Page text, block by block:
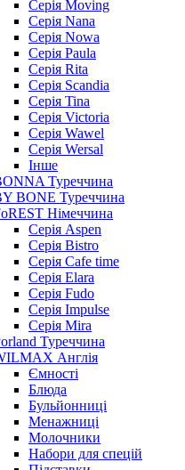
Серія Moving
Серія Nana
Серія Nowa
Серія Paula
Серія Rita
Серія Scandia
Серія Tina
Серія Victoria
Серія Wawel
Серія Wersal
Інше
Туреччина
BONE Туреччина
Німеччина
Серія Aspen
Серія Bistro
Серія Cafe time
Серія Elara
Серія Fudo
Серія Impulse
Серія Mira
Туреччина
Англія
Ємності
Блюда
Бульйонниці
Менажниці
Молочники
Набори для спецій